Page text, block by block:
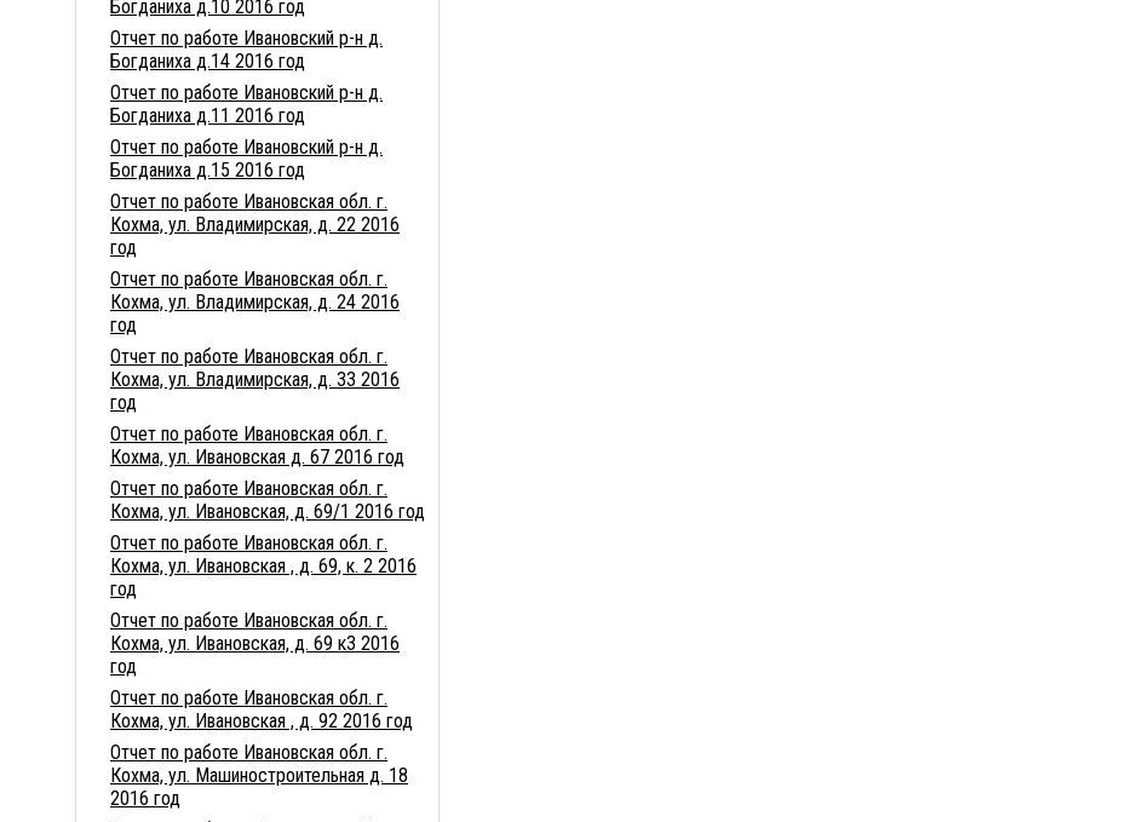
Богданиха д.10 2016 год
Отчет по работе Ивановский р-н д.
Богданиха д.14 2016 год
Отчет по работе Ивановский р-н д.
Богданиха д.11 2016 год
Отчет по работе Ивановский р-н д.
Богданиха д.15 2016 год
Отчет по работе Ивановская обл. г.
Кохма, ул. Владимирская, д. 22 2016
год
Отчет по работе Ивановская обл. г.
Кохма, ул. Владимирская, д. 24 2016
год
Отчет по работе Ивановская обл. г.
Кохма, ул. Владимирская, д. 33 2016
год
Отчет по работе Ивановская обл. г.
Кохма, ул. Ивановская д. 67 2016 год
Отчет по работе Ивановская обл. г.
Кохма, ул. Ивановская, д. 69/1 2016 год
Отчет по работе Ивановская обл. г.
Кохма, ул. Ивановская , д. 69, к. 2 2016
год
Отчет по работе Ивановская обл. г.
Кохма, ул. Ивановская, д. 69 к3 2016
год
Отчет по работе Ивановская обл. г.
Кохма, ул. Ивановская , д. 92 2016 год
Отчет по работе Ивановская обл. г.
Кохма, ул. Машиностроительная д. 18
2016 год